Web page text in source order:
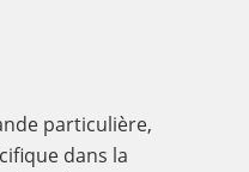
particulière,
dans la